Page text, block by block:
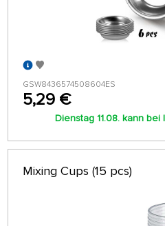
GSW8436574508604ES
5,29 €
Dienstag 11.08. kann
Mixing Cups (15 pcs)